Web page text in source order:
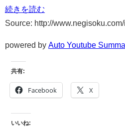
続きを読む
Source: http://
powered by Auto Youtube
共有:
Facebook X
いいね: